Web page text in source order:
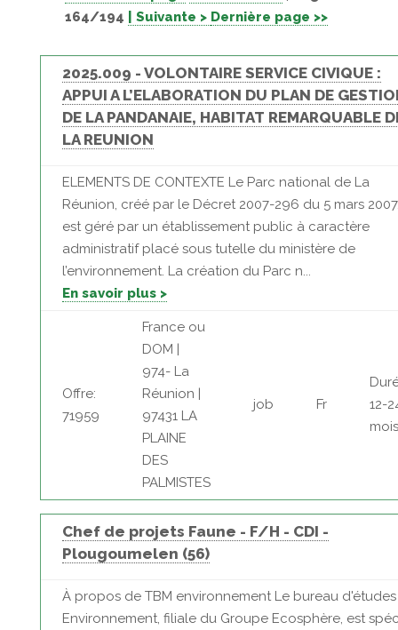
164/194
| Suivante > Dernière page >>
2025.009 - VOLONTAIRE SERVICE CIVIQUE :
APPUI A L’ELABORATION DU PLAN DE
DE LA PANDANAIE, HABITAT REMARQUABLE
LA REUNION
ELEMENTS DE CONTEXTE Le Parc national de La
Réunion, créé par le Décret 2007-296 du 5 mars
est géré par un établissement public à caractère
administratif placé sous tutelle du ministère de
l’environnement. La création du Parc n...
En savoir plus >
Offre:
71959
France ou
DOM |
974- La
Réunion |
97431 LA
PLAINE
DES
PALMISTES
job Fr
12-
mois
Chef de projets Faune - F/H - CDI -
Plougoumelen (56)
À propos de TBM environnement Le bureau d'études
Environnement, filiale du Groupe Ecosphère, est